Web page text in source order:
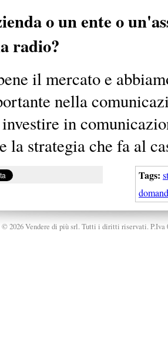
o un ente o
radio?
il mercato e
nella
in
la strategia che fa al
Tags:
2026 Vendere di più srl. Tutti i diritti riservati. P.Iva